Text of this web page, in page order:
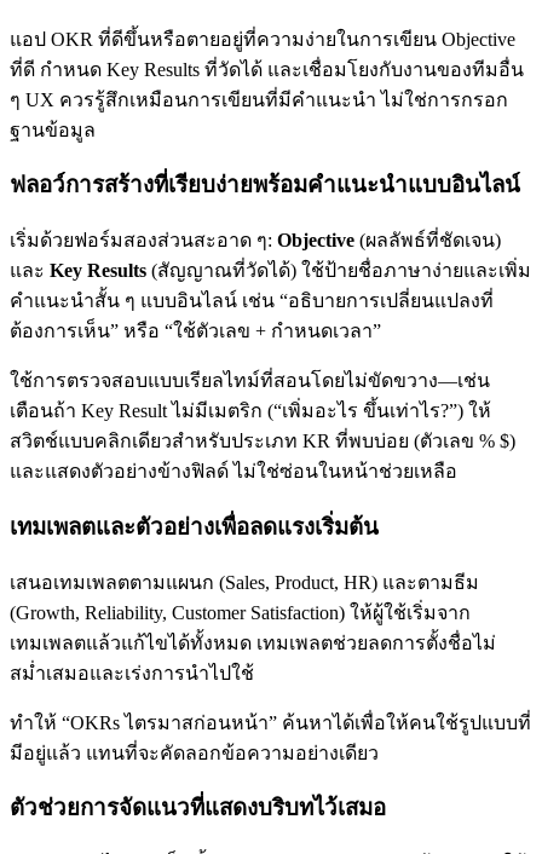
แอป OKR ที่ดีขึ้นหรือตายอยู่ที่ความง่ายในการเขียน Objective
ที่ดี กำหนด Key Results ที่วัดได้ และเชื่อมโยงกับงานของทีมอื่น
ๆ UX ควรรู้สึกเหมือนการเขียนที่มีคำแนะนำ ไม่ใช่การกรอก
ฐานข้อมูล
ฟลอว์การสร้างที่เรียบง่ายพร้อมคำแนะนำแบบอินไลน์
เริ่มด้วยฟอร์มสองส่วนสะอาด ๆ: Objective (ผลลัพธ์ที่ชัดเจน)
และ Key Results (สัญญาณที่วัดได้) ใช้ป้ายชื่อภาษาง่ายและเพิ่ม
คำแนะนำสั้น ๆ แบบอินไลน์ เช่น “อธิบายการเปลี่ยนแปลงที่
ต้องการเห็น” หรือ “ใช้ตัวเลข + กำหนดเวลา”
ใช้การตรวจสอบแบบเรียลไทม์ที่สอนโดยไม่ขัดขวาง—เช่น
เตือนถ้า Key Result ไม่มีเมตริก (“เพิ่มอะไร ขึ้นเท่าไร?”) ให้
สวิตช์แบบคลิกเดียวสำหรับประเภท KR ที่พบบ่อย (ตัวเลข % $)
และแสดงตัวอย่างข้างฟิลด์ ไม่ใช่ซ่อนในหน้าช่วยเหลือ
เทมเพลตและตัวอย่างเพื่อลดแรงเริ่มต้น
เสนอเทมเพลตตามแผนก (Sales, Product, HR) และตามธีม
(Growth, Reliability, Customer Satisfaction) ให้ผู้ใช้เริ่มจาก
เทมเพลตแล้วแก้ไขได้ทั้งหมด เทมเพลตช่วยลดการตั้งชื่อไม่
สม่ำเสมอและเร่งการนำไปใช้
ทำให้ “OKRs ไตรมาสก่อนหน้า” ค้นหาได้เพื่อให้คนใช้รูปแบบที่
มีอยู่แล้ว แทนที่จะคัดลอกข้อความอย่างเดียว
ตัวช่วยการจัดแนวที่แสดงบริบทไว้เสมอ